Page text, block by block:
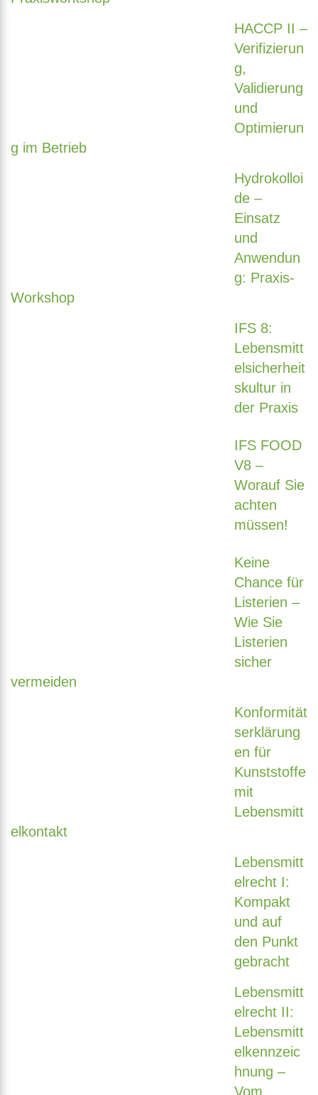
HACCP II –
Verifizierun
g,
Validierung
und
Optimierun
g im Betrieb
Hydrokolloi
de –
Einsatz
und
Anwendun
g: Praxis-
Workshop
IFS 8:
Lebensmitt
elsicherheit
skultur in
der Praxis
IFS FOOD
V8 –
Worauf Sie
achten
müssen!
Keine
Chance für
Listerien –
Wie Sie
Listerien
sicher
vermeiden
Konformität
serklärung
en für
Kunststoffe
mit
Lebensmitt
elkontakt
Lebensmitt
elrecht I:
Kompakt
und auf
den Punkt
gebracht
Lebensmitt
elrecht II:
Lebensmitt
elkennzeic
hnung –
Vom